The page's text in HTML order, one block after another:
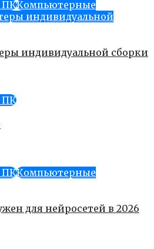
ПККомпьютерные
индивидуальной
индивидуальной сборки
ПК
ПККомпьютерные
для нейросетей в 2026